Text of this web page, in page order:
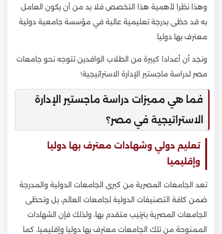
وهذا نظرا لأهمية هذا التخصص فلا بد من أن يكون العامل
به قد حظى بدرجة تعليمية عالية في مؤسسة جامعية دولية
معترف بها دوليا.
ونجد أن أعدادا كبيرة من الطلاب الوافدين تتوجه نحو جامعات
مصر لدراسة ماجستير الإدارة الاستراتيجية!
فما هي مميزات دراسة ماجستير الإدارة
الاستراتيجية في مصر؟
تعليم دولي وشهادات معترف بها دوليا
وإقليميا
تعد الجامعات المصرية من كبرى الجامعات الدولية والمدرجة
ضمن كافة التصنيفات الدولية لجامعات العالم، بل وتحظى
الجامعات المصرية بترتيب متقدم بها، ولذلك فإن الشهادات
الممنوحة من تلك الجامعات معترف بها دوليا وإقليميا، كما